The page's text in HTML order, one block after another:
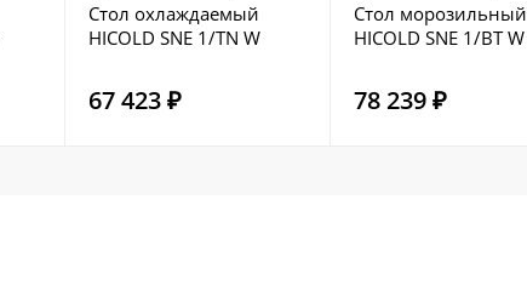
Стол охлаждаемый
HICOLD SNE 1/TN W
67 423 ₽
Стол морозильный
HICOLD SNE 1/BT W
78 239 ₽